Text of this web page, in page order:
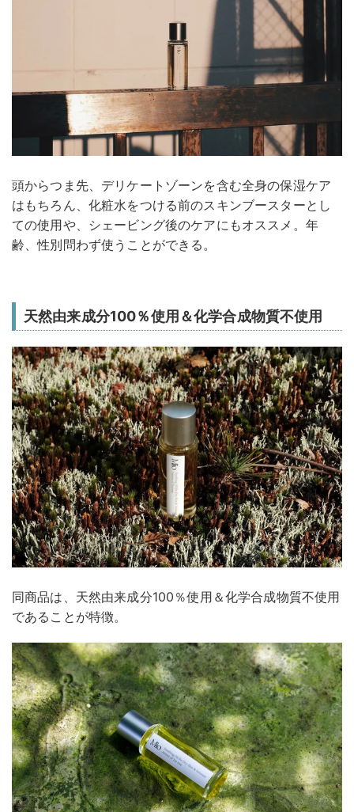
頭からつま先、デリケートゾーンを含む全身の保湿ケア
はもちろん、化粧水をつける前のスキンブースターとし
ての使用や、シェービング後のケアにもオススメ。年
齢、性別問わず使うことができる。
天然由来成分100％使用＆化学合成物質不使用
同商品は、天然由来成分100％使用＆化学合成物質不使用
であることが特徴。